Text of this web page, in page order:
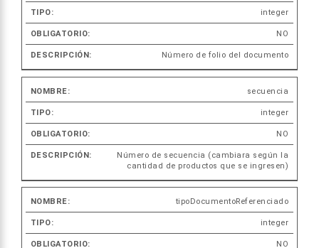
integer
NO
Número de folio del documento
secuencia
integer
NO
Número de secuencia (cambiara según la
cantidad de productos que se ingresen)
tipoDocumentoReferenciado
integer
NO